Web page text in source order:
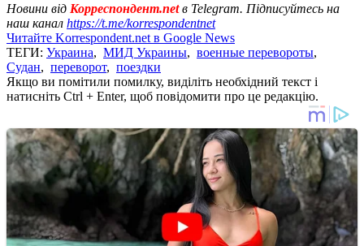
Новини від Корреспондент.netв Telegram. Підписуйтесь на
наш канал https://t.me/korrespondentnet
Читайте Korrespondent.net в Google News
ТЕГИ: Украина, МИД Украины, военные перевороты,
Судан, переворот, поездки
Якщо ви помітили помилку, виділіть необхідний текст і
натисніть Ctrl + Enter, щоб повідомити про це редакцію.